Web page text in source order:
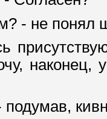
- не понял
наконец,